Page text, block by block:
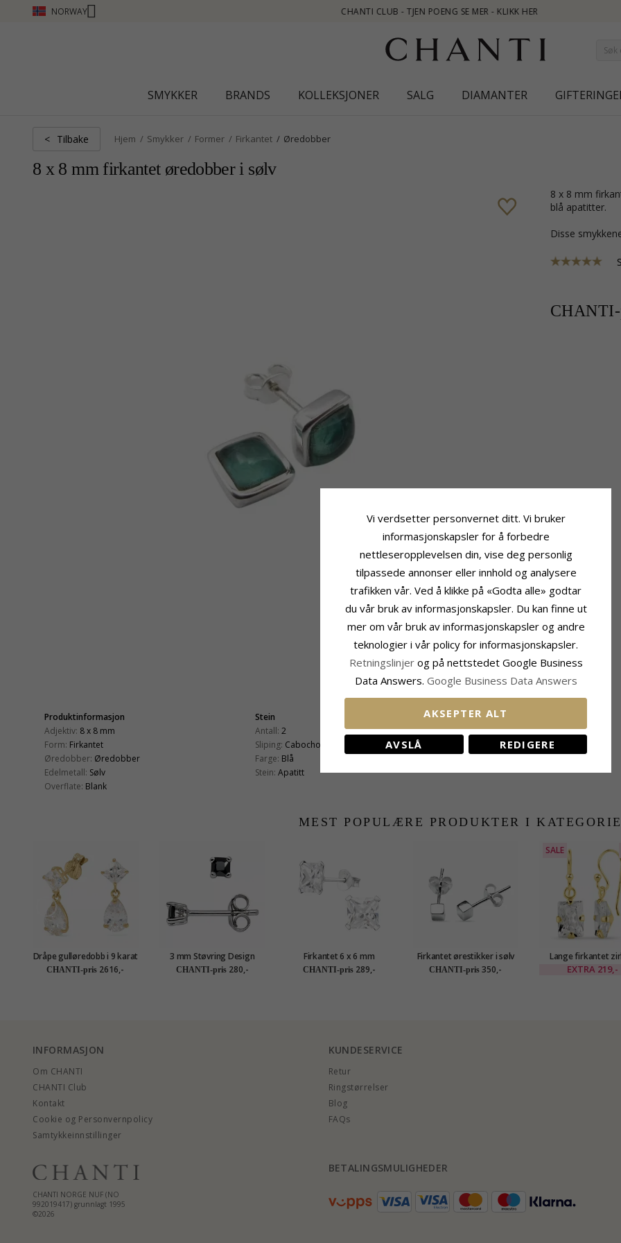
NORWAY
SMYKKER BRANDS KOLLEKSJONER SALG DIAMANTER
< Tilbake Hjem Smykker Former Firkantet Øredobber
8 x 8 mm firkantet øredobber i sølv
8 x 8 mm firkantet øredobber i sølv med blank overflate og 2 cabochonslipte
blå apatitter.
Disse
Produktinformasjon
Adjektiv: 8 x 8 mm
Form: Firkantet
Øredobber: Øredobber
Edelmetall: Sølv
Overflate: Blank
Stein
Antall: 2
Sliping: Cabochonslipt
Farge: Blå
Stein: Apatitt
Størrelse
Høyde:8,0 mm
8,0 mm
MEST POPULÆRE PRODUKTER I
Dråpe gulløredobb i 9 karat
gull med zirkon - Gold
Collection
CHANTI-pris 2616,-
3 mm Støvring Design
øredobber i sølv svart
zirkon
CHANTI-pris 280,-
Firkantet 6 x 6 mm
øredobber i sølv
CHANTI-pris 289,-
Firkantet ørestikker i sølv
CHANTI-pris 350,-
SALE
Lange firkantet
øredobber i
EXTRA 219,-
INFORMASJON
Om CHANTI
CHANTI Club
Kontakt
Cookie og Personvernpolicy
Samtykkeinnstillinger
KUNDESERVICE
Retur
Ringstørrelser
Blog
FAQs
CHANTI NORGE NUF (NO
992019417) grunnlagt 1995
©2026
BETALINGSMULIGHEDER
Vi verdsetter personvernet ditt. Vi bruker
informasjonskapsler for å forbedre
nettleseropplevelsen din, vise deg personlig
tilpassede annonser eller innhold og analysere
trafikken vår. Ved å klikke på «Godta alle» godtar
du vår bruk av informasjonskapsler. Du kan finne ut
mer om vår bruk av informasjonskapsler og andre
teknologier i vår policy for informasjonskapsler.
Retningslinjer og på nettstedet Google Business
Data Answers. Google Business Data Answers
AKSEPTER ALT
AVSLÅ REDIGERE